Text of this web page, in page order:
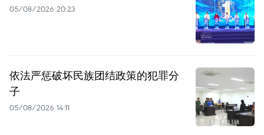
05/08/2026 20:23
依法严惩破坏民族团结政策的犯罪分
子
05/08/2026 14:11